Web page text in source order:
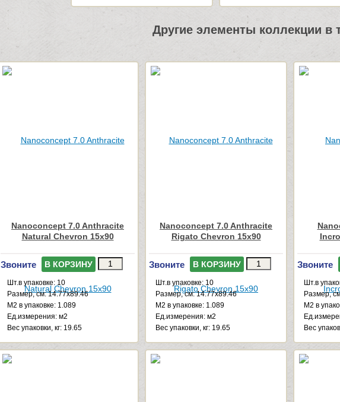
Другие элементы коллекции в
Nanoconcept 7.0 Anthracite
Natural Chevron 15x90
Звоните В КОРЗИНУ
Шт.в упаковке: 10
Размер, см: 14.77x89.46
М2 в упаковке: 1.089
Ед.измерения: м2
Веc упаковки, кг: 19.65
Nanoconcept 7.0 Anthracite
Rigato Chevron 15x90
Звоните В КОРЗИНУ
Шт.в упаковке: 10
Размер, см: 14.77x89.46
М2 в упаковке: 1.089
Ед.измерения: м2
Веc упаковки, кг: 19.65
Звоните
Шт.в
Размер,
М2 в
Веc